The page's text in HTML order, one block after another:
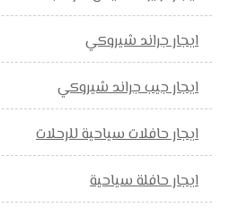
ايجار جراند شيروكي
ايجار جيب جراند شيروكي
ايجار حافلات سياحية للرحلات
ايجار حافلة سياحية